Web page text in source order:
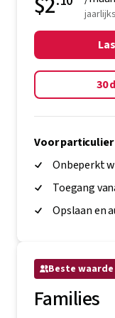
$3.00 -30%
$2.10 /
30
Beste